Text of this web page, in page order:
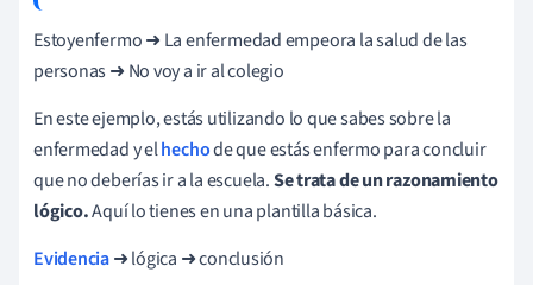
Estoyenfermo➜ La enfermedad empeora la salud de las
personas➜ Novoy a ir al colegio
En este ejemplo, estás utilizando lo que sabes sobre la
enfermedad y elhechode que estás enfermo para concluir
que no deberías ir a la escuela.Se trata de un razonamiento
lógico.Aquí lo tienes en una plantilla básica.
Evidencia➜lógica ➜conclusión